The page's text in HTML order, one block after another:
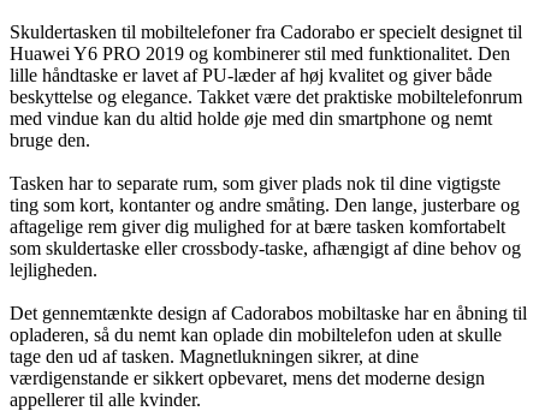
Skuldertasken til mobiltelefoner fra Cadorabo er specielt designet til
Huawei Y6 PRO 2019 og kombinerer stil med funktionalitet. Den
lille håndtaske er lavet af PU-læder af høj kvalitet og giver både
beskyttelse og elegance. Takket være det praktiske mobiltelefonrum
med vindue kan du altid holde øje med din smartphone og nemt
bruge den.
Tasken har to separate rum, som giver plads nok til dine vigtigste
ting som kort, kontanter og andre småting. Den lange, justerbare og
aftagelige rem giver dig mulighed for at bære tasken komfortabelt
som skuldertaske eller crossbody-taske, afhængigt af dine behov og
lejligheden.
Det gennemtænkte design af Cadorabos mobiltaske har en åbning til
opladeren, så du nemt kan oplade din mobiltelefon uden at skulle
tage den ud af tasken. Magnetlukningen sikrer, at dine
værdigenstande er sikkert opbevaret, mens det moderne design
appellerer til alle kvinder.